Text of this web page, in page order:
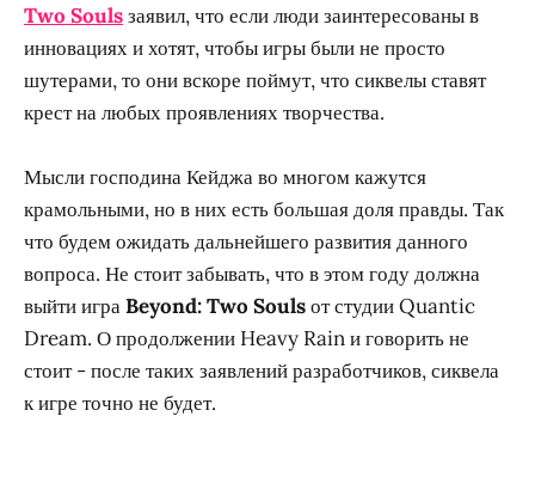
Two Soulsзаявил, что если люди заинтересованы в
инновациях и хотят, чтобы игры были не просто
шутерами, то они вскоре поймут, что сиквелы ставят
крест на любых проявлениях творчества.
Мысли господина Кейджа во многом кажутся
крамольными, но в них есть большая доля правды. Так
что будем ожидать дальнейшего развития данного
вопроса. Не стоит забывать, что в этом году должна
выйти играBeyond: Two Soulsот студии Quantic
Dream. О продолжении Heavy Rain и говорить не
стоит - после таких заявлений разработчиков, сиквела
к игре точно не будет.